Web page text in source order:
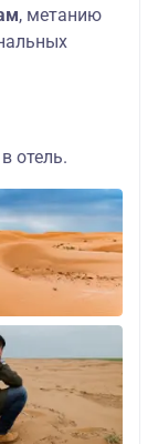
, метанию
отель.